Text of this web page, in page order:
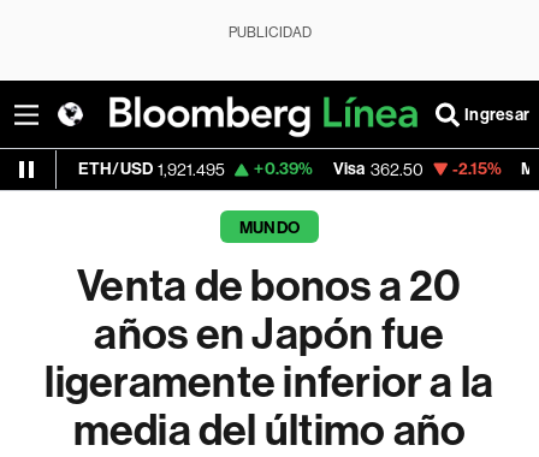
PUBLICIDAD
Ingresar
1,921.495 +0.39% Visa 362.50 -2.15% MercadoLibre
MUNDO
Venta de bonos a 20
años en Japón fue
ligeramente inferior a la
media del último año